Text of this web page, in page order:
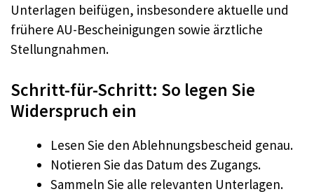
Unterlagen beifügen, insbesondere aktuelle und
frühere AU-Bescheinigungen sowie ärztliche
Stellungnahmen.​
Schritt-für-Schritt: So legen Sie
Widerspruch ein
Lesen Sie den Ablehnungsbescheid genau.
Notieren Sie das Datum des Zugangs.
Sammeln Sie alle relevanten Unterlagen.